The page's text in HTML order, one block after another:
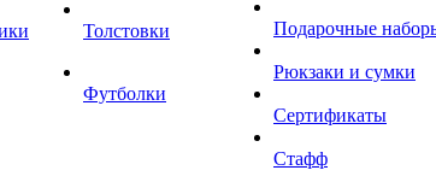
Толстовки
Футболки
Подарочные
Рюкзаки и сумки
Сертификаты
Стафф